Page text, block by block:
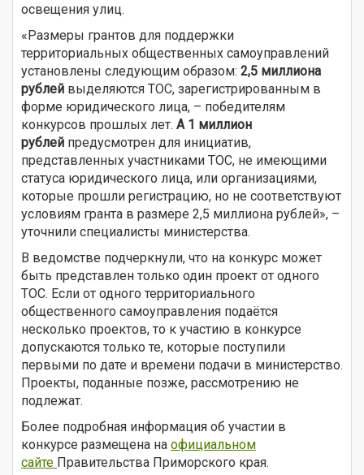
освещения улиц.
«Размеры грантов для поддержки
территориальных общественных самоуправлений
установлены следующим образом: 2,5 миллиона
рублей выделяются ТОС, зарегистрированным в
форме юридического лица, – победителям
конкурсов прошлых лет. А 1 миллион
рублей предусмотрен для инициатив,
представленных участниками ТОС, не имеющими
статуса юридического лица, или организациями,
которые прошли регистрацию, но не соответствуют
условиям гранта в размере 2,5 миллиона рублей», –
уточнили специалисты министерства.
В ведомстве подчеркнули, что на конкурс может
быть представлен только один проект от одного
ТОС. Если от одного территориального
общественного самоуправления подаётся
несколько проектов, то к участию в конкурсе
допускаются только те, которые поступили
первыми по дате и времени подачи в министерство.
Проекты, поданные позже, рассмотрению не
подлежат.
Более подробная информация об участии в
конкурсе размещена на официальном
сайте Правительства Приморского края.